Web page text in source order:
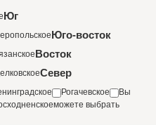
Юг
Юго-восток
Восток
Север
Рогачевское
Вы
можете выбрать